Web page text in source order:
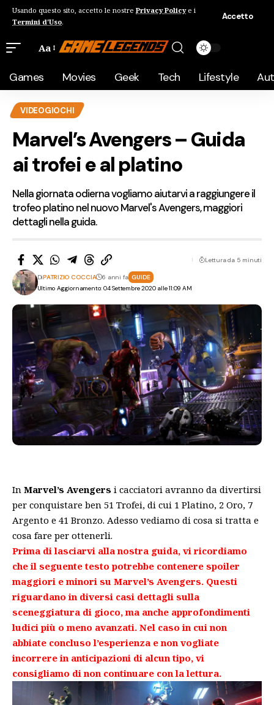
Usando questo sito, accetto le nostre Privacy Policye i
Termini d'Uso.
Accetto
Aa
Games Movies Geek Tech Lifestyle
VIDEOGIOCHI
Marvel’s Avengers – Guida
ai trofei e al platino
Nella giornata odierna vogliamo aiutarvi a raggiungere il
trofeo platino nel nuovo Marvel's Avengers, maggiori
dettagli nella guida.
Ultimo Aggiornamento: 04 Settembre 2020 alle 11:09 AM
DiPATRIZIO COCCIA 6 anni fa GUIDE
Lettura da 5 minuti
In Marvel’s Avengers i cacciatori avranno da divertirsi
per conquistare ben 51 Trofei, di cui 1 Platino, 2 Oro, 7
Argento e 41 Bronzo. Adesso vediamo di cosa si tratta e
cosa fare per ottenerli.
Prima di lasciarvi alla nostra guida, vi ricordiamo
che il seguente testo potrebbe contenere spoiler
maggiori e minori su Marvel’s Avengers. Questi
riguardano in diversi casi dettagli sulla
sceneggiatura di gioco, ma anche approfondimenti
ludici più o meno avanzati. Nel caso in cui non
abbiate concluso l’esperienza e non vogliate
incorrere in anticipazioni di alcun tipo, vi
consigliamo di non continuare con la lettura.